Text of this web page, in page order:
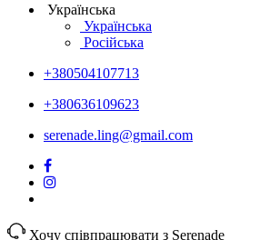
Українська
Українська
Російська
+380504107713
+380636109623
serenade.ling@gmail.com
Хочу співпрацювати з Serenade